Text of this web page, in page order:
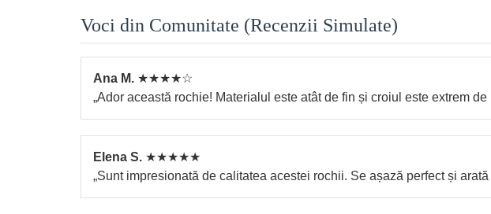
Voci din Comunitate (Recenzii Simulate)
Ana M. ★★★★☆
„Ador această rochie! Materialul este atât de fin și croiul este extrem
Elena S. ★★★★★
„Sunt impresionată de calitatea acestei rochii. Se așază perfect și